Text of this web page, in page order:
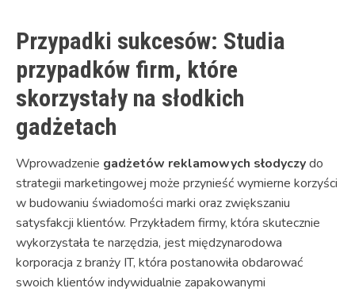
Przypadki sukcesów: Studia
przypadków firm, które
skorzystały na słodkich
gadżetach
Wprowadzenie gadżetów reklamowych słodyczydo
strategii marketingowej może przynieść wymierne korzyści
w budowaniu świadomości marki oraz zwiększaniu
satysfakcji klientów. Przykładem firmy, która skutecznie
wykorzystała te narzędzia, jest międzynarodowa
korporacja z branży IT, która postanowiła obdarować
swoich klientów indywidualnie zapakowanymi